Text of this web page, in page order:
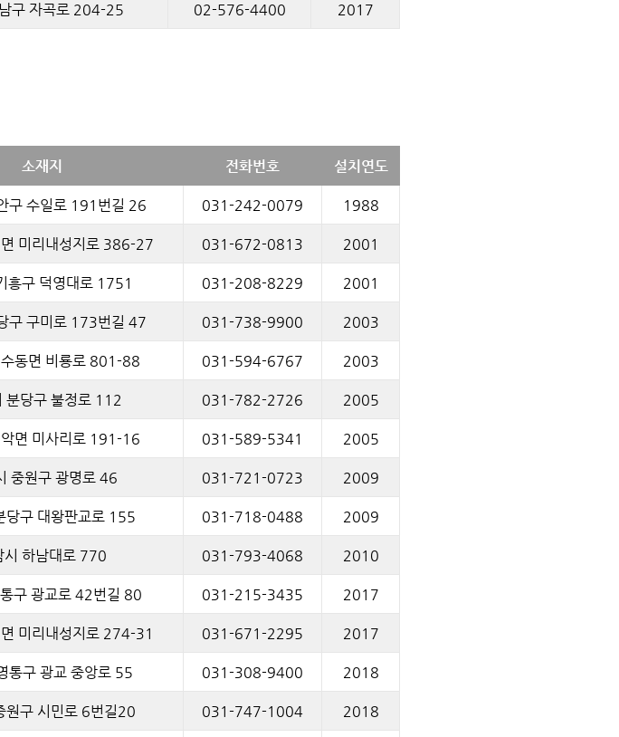
구 자곡로 204-25 02-576-4400 2017
소재지 전화번호 설치연도
구 수일로 191번길 26 031-242-0079 1988
미리내성지로 386-27 031-672-0813 2001
흥구 덕영대로 1751 031-208-8229 2001
구 구미로 173번길 47 031-738-9900 2003
수동면 비룡로 801-88 031-594-6767 2003
분당구 불정로 112 031-782-2726 2005
면 미사리로 191-16 031-589-5341 2005
중원구 광명로 46 031-721-0723 2009
당구 대왕판교로 155 031-718-0488 2009
시 하남대로 770 031-793-4068 2010
구 광교로 42번길 80 031-215-3435 2017
미리내성지로 274-31 031-671-2295 2017
통구 광교 중앙로 55 031-308-9400 2018
원구 시민로 6번길20 031-747-1004 2018